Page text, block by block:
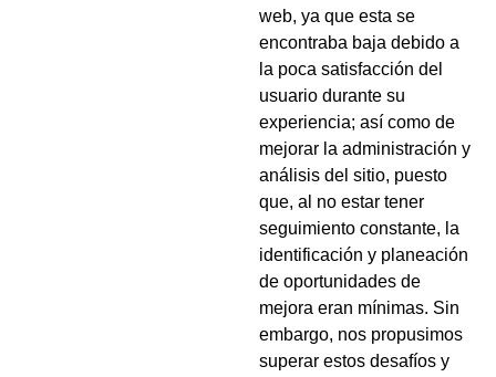
web, ya que esta se
encontraba baja debido a
la poca satisfacción del
usuario durante su
experiencia; así como de
mejorar la administración y
análisis del sitio, puesto
que, al no estar tener
seguimiento constante, la
identificación y planeación
de oportunidades de
mejora eran mínimas. Sin
embargo, nos propusimos
superar estos desafíos y
Ampersand Agency